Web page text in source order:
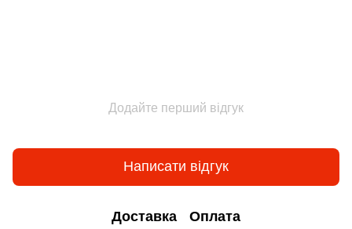
Додайте перший відгук
Написати відгук
Доставка Оплата